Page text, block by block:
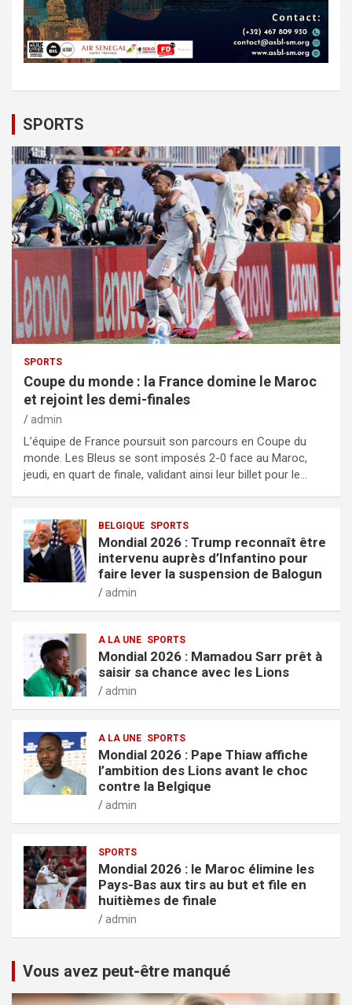
SPORTS
SPORTS
Coupe du monde : la France domine le Maroc
et rejoint les demi-finales
admin
L’équipe de France poursuit son parcours en Coupe du
monde. Les Bleus se sont imposés 2-0 face au Maroc,
jeudi, en quart de finale, validant ainsi leur billet pour le…
BELGIQUE SPORTS
Mondial 2026 : Trump reconnaît être
intervenu auprès d’Infantino pour
faire lever la suspension de Balogun
admin
A LA UNE SPORTS
Mondial 2026 : Mamadou Sarr prêt à
saisir sa chance avec les Lions
admin
A LA UNE SPORTS
Mondial 2026 : Pape Thiaw affiche
l’ambition des Lions avant le choc
contre la Belgique
admin
SPORTS
Mondial 2026 : le Maroc élimine les
Pays-Bas aux tirs au but et file en
huitièmes de finale
admin
Vous avez peut-être manqué